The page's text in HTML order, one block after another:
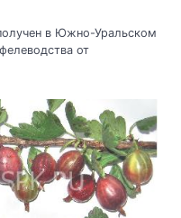
в Южно-Уральском
от